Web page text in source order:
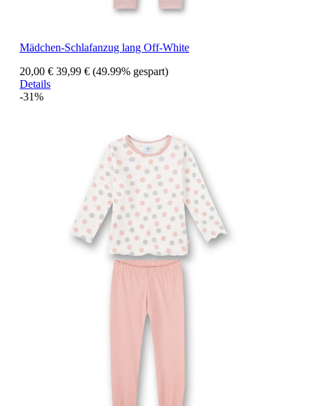
Mädchen-Schlafanzug lang Off-White
20,00 € 39,99 € (49.99% gespart)
Details
-31%